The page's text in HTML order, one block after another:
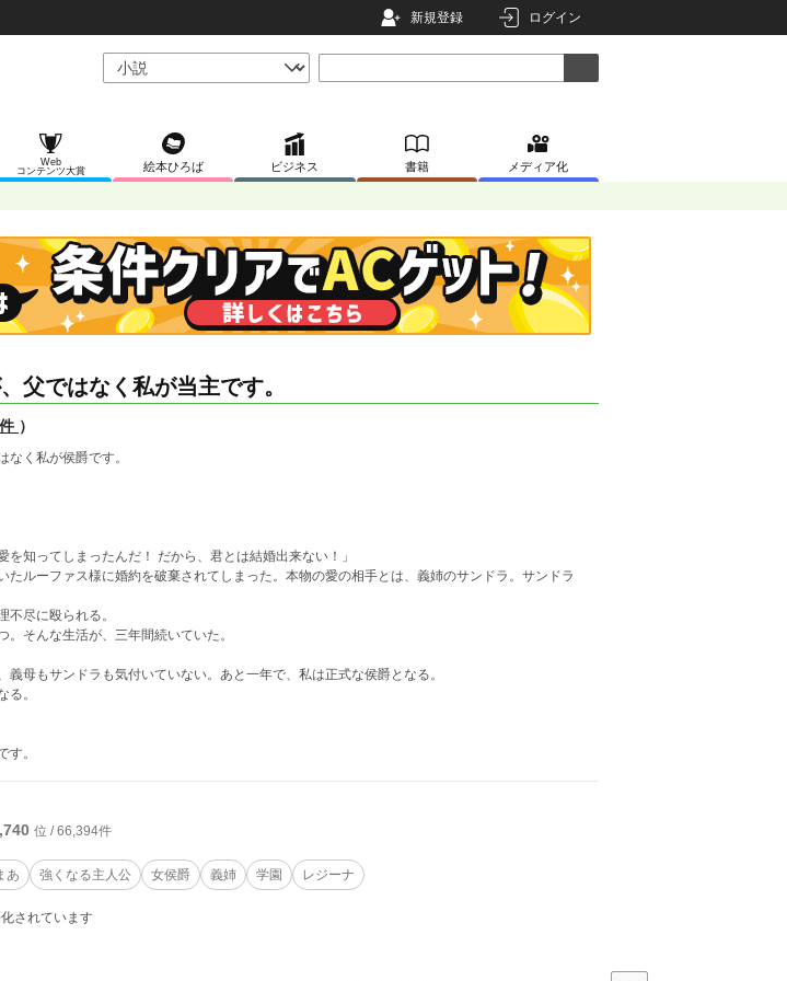
新規登録 ログイン
Web
コンテンツ大賞
絵本ひろば ビジネス 書籍 メディア化
父ではなく私が当主です。
）
なく私が侯爵です。
を知ってしまったんだ！ だから、君とは結婚出来ない！」
たルーファス様に婚約を破棄されてしまった。本物の愛の相手とは、義姉のサンドラ。サンドラ
不尽に殴られる。
そんな生活が、三年間続いていた。
母もサンドラも気付いていない。あと一年で、私は正式な侯爵となる。
る。
す。
位 / 66,394件
あ 強くなる主人公 女侯爵 義姉 学園 レジーナ
されています